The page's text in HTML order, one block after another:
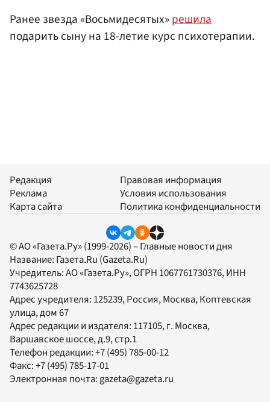
Ранее звезда «Восьмидесятых»решила
подарить сыну на 18-летие курс психотерапии.
Редакция
Реклама
Карта сайта
Правовая информация
Условия использования
Политика конфиденциальности
© АО «Газета.Ру» (1999-2026) – Главные новости дня
Название: Газета.Ru (Gazeta.Ru)
Учредитель:АО «Газета.Ру», ОГРН 1067761730376, ИНН
7743625728
Адрес учредителя: 125239, Россия, Москва, Коптевская
улица, дом 67
Адрес редакции и издателя: 117105, г. Москва,
Варшавское шоссе, д.9, стр.1
Телефон редакции:+7 (495) 785-00-12
Факс:+7 (495) 785-17-01
Электронная почта:gazeta@gazeta.ru